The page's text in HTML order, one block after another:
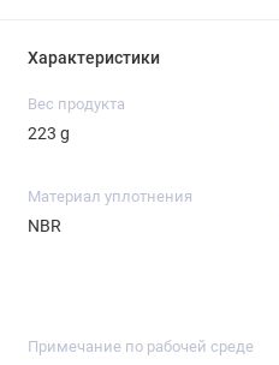
Характеристики
Вес продукта
223 g
Материал уплотнения
NBR
Примечание по рабочей среде